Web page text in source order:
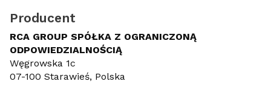
Producent
RCA GROUP SPÓŁKA Z OGRANICZONĄ
ODPOWIEDZIALNOŚCIĄ
Węgrowska 1c
07-100 Starawieś, Polska